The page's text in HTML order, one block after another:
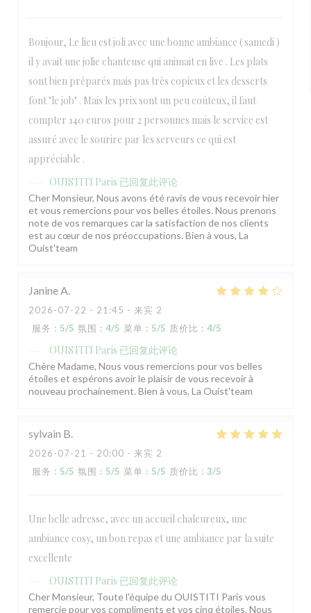
Bonjour, Le lieu est joli avec une bonne ambiance ( samedi )
il y avait une jolie chanteuse qui animait en live . Les plats
sont bien préparés mais pas très copieux et les desserts
font "le job" . Mais les prix sont un peu coûteux, il faut
compter 140 euros pour 2 personnes mais le service est
assuré avec le sourire par les serveurs ce qui est
appréciable .
OUISTITI Paris 已回复此评论
Cher Monsieur, Nous avons été ravis de vous recevoir hier
et vous remercions pour vos belles étoiles. Nous prenons
note de vos remarques car la satisfaction de nos clients
est au cœur de nos préoccupations. Bien à vous, La
Ouist'team
JanineA
2026-07-22 - 21:45 - 来宾 2
服务 : 5/5 氛围 : 4/5 菜单 : 5/5 质价比 : 4/5
OUISTITI Paris 已回复此评论
Chère Madame, Nous vous remercions pour vos belles
étoiles et espérons avoir le plaisir de vous recevoir à
nouveau prochainement. Bien à vous, La Ouist'team
sylvain B
2026-07-21 - 20:00 - 来宾 2
服务 : 5/5 氛围 : 5/5 菜单 : 5/5 质价比 : 3/5
Une belle adresse, avec un accueil chaleureux, une
ambiance cosy, un bon repas et une ambiance par la suite
excellente
OUISTITI Paris 已回复此评论
Cher Monsieur, Toute l'équipe du OUISTITI Paris vous
remercie pour vos compliments et vos cinq étoiles. Nous